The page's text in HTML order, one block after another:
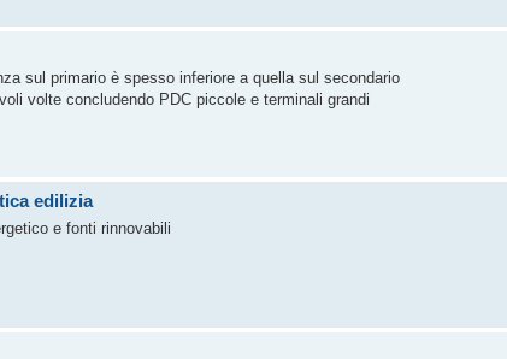
sul primario è spesso inferiore a quella sul secondario
volte concludendo PDC piccole e terminali grandi
edilizia
e fonti rinnovabili